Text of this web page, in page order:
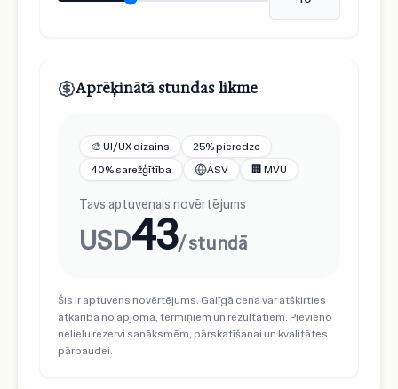
Aprēķinātā stundas likme
🎨 UI/UX dizains
25% pieredze
40% sarežģītība
ASV 🏢 MVU
Tavs aptuvenais novērtējums
USD43/ stundā
Šis ir aptuvens novērtējums. Galīgā cena var atšķirties
atkarībā no apjoma, termiņiem un rezultātiem. Pievieno
nelielu rezervi sanāksmēm, pārskatīšanai un kvalitātes
pārbaudei.